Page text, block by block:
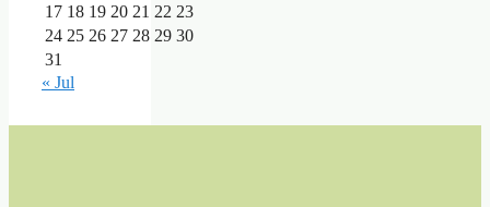
17 18 19 20 21 22 23
24 25 26 27 28 29 30
31
« Jul